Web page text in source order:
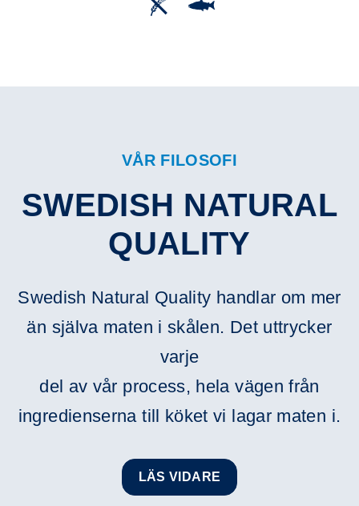
VÅR FILOSOFI
SWEDISH NATURAL
QUALITY
Swedish Natural Quality handlar om mer
än själva maten i skålen. Det uttrycker
varje
del av vår process, hela vägen från
ingredienserna till köket vi lagar maten i.
LÄS VIDARE